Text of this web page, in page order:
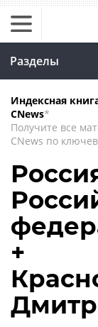
Разделы
Индексная
CNews*
Получите все
CNews по
+